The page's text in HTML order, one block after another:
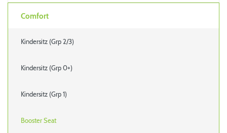
Comfort
Kindersitz (Grp 2/3)
Kindersitz (Grp 0+)
Kindersitz (Grp 1)
Booster Seat